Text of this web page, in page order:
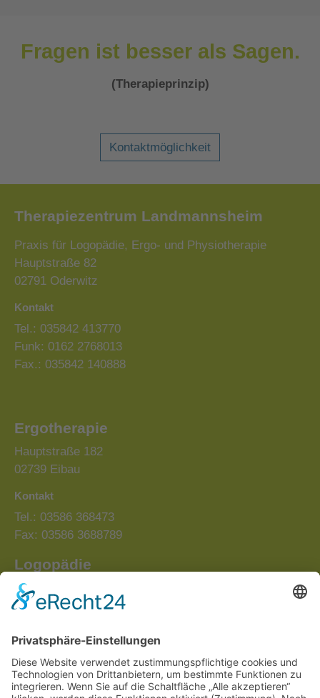
Fragen ist besser als Sagen.
(Therapieprinzip)
Kontaktmöglichkeit
Therapiezentrum Landmannsheim
Praxis für Logopädie, Ergo- und Physiotherapie
Hauptstraße 82
02791 Oderwitz
Kontakt
Tel.: 035842 413770
Funk: 0162 2768013
Fax.: 035842 140888
Ergotherapie
Hauptstraße 182
02739 Eibau
Kontakt
Tel.: 03586 368473
Fax: 03586 3688789
Logopädie
Lammstraße 3
02739 Eibau
Fax: 03586 3688789